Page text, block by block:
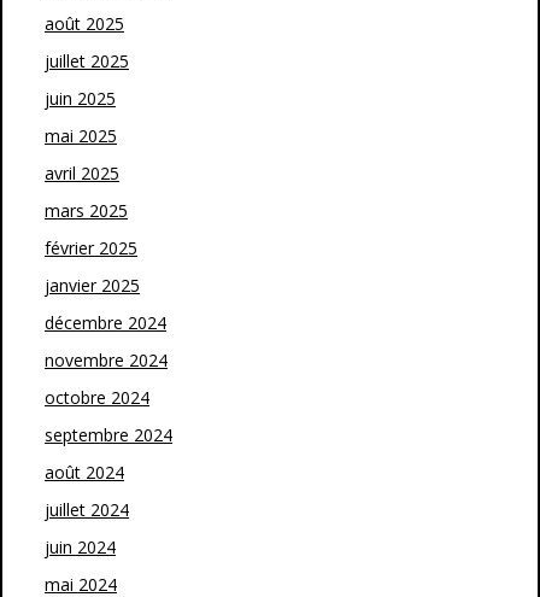
août 2025
juillet 2025
juin 2025
mai 2025
avril 2025
mars 2025
février 2025
janvier 2025
décembre 2024
novembre 2024
octobre 2024
septembre 2024
août 2024
juillet 2024
juin 2024
mai 2024